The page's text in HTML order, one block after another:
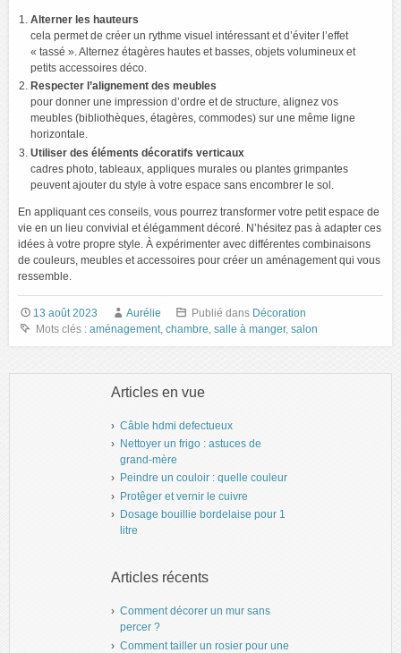
Alterner les hauteurs
cela permet de créer un rythme visuel intéressant et d’éviter l’effet
« tassé ». Alternez étagères hautes et basses, objets volumineux et
petits accessoires déco.
Respecter l’alignement des meubles
pour donner une impression d’ordre et de structure, alignez vos
meubles (bibliothèques, étagères, commodes) sur une même ligne
horizontale.
Utiliser des éléments décoratifs verticaux
cadres photo, tableaux, appliques murales ou plantes grimpantes
peuvent ajouter du style à votre espace sans encombrer le sol.
En appliquant ces conseils, vous pourrez transformer votre petit espace de
vie en un lieu convivial et élégamment décoré. N’hésitez pas à adapter ces
idées à votre propre style. À expérimenter avec différentes combinaisons
de couleurs, meubles et accessoires pour créer un aménagement qui vous
ressemble.
13 août 2023 Aurélie Publié dans Décoration
Mots clés : aménagement, chambre salle à manger, salon
Articles en vue
Câble hdmi defectueux
Nettoyer un frigo : astuces de
grand-mère
Peindre un couloir : quelle couleur
Protêger et vernir le cuivre
Dosage bouillie bordelaise pour 1
litre
Articles récents
Comment décorer un mur sans
percer ?
Comment tailler un rosier pour une